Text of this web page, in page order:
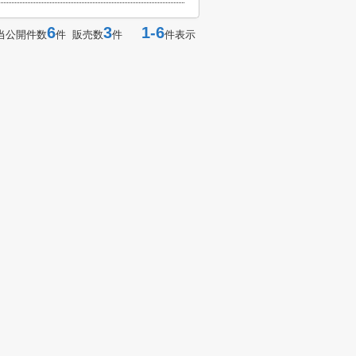
公開件数6件 販売数3件 1-6件表示